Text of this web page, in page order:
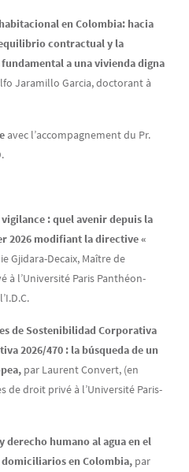
en Colombia: hacia
contractual y la
a una vivienda digna
Jaramillo Garcia, doctorant à
avec l’accompagnement du Pr.
: quel avenir depuis la
2026 modifiant la directive «
Gjidara-Decaix, Maître de
à l’Université Paris Panthéon-
de Sostenibilidad Corporativa
2026/470 : la búsqueda de un
par Laurent Convert, (en
de droit privé à l’Université Paris-
derecho humano al agua en el
en Colombia, par